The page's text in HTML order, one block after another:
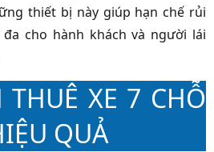
thiết bị này giúp hạn chế rủi
cho hành khách và người lái
THUÊ XE 7 CHỖ
QUẢ